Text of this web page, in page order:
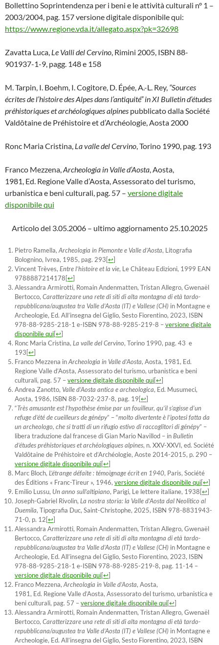
Bollettino Soprintendenza per i beni e le attività culturali n° 1 –
2003/2004, pag. 157 versione digitale disponibile qui:
https://www.regione.vda.it/allegato.aspx?pk=32698
Zavatta Luca, Le Valli del Cervino, Rimini 2005, ISBN 88-
901937-1-9, pagg. 148 e 158
M. Tarpin, I. Boehm, I. Cogitore, D. Épée, A.-L. Rey, “Sources
écrites de l’histoire des Alpes dans l’antiquité” in XI Bulletin d’études
préhistoriques et archéologiques alpines pubblicato dalla Société
Valdôtaine de Préhistoire et d’Archéologie, Aosta 2000
Ronc Maria Cristina, La valle del Cervino, Torino 1990, pag. 193
Franco Mezzena,Archeologia in Valle d’Aosta, Aosta,
1981, Ed. Regione Valle d’Aosta, Assessorato del turismo,
urbanistica e beni culturali, pag. 57 – versione digitale
disponibile qui
Articolo del 3.05.2006 – ultimo aggiornamento 25.10.2025
Pietro Ramella,Archeologia in Piemonte e Valle d’Aosta, Litografia
Bolognino, Ivrea, 1985, pag. 293[↩]
Vincent Trèves, Entre l’histoire et la vie, Le Château Edizioni, 1999 EAN
9788887214178[↩]
Alessandra Armirotti, Romain Andenmatten, Tristan Allegro, Gwenaël
Bertocco, Caratterizzare una rete di siti di alta montagna di età tardo-
repubblicana/augustea tra Valle d’Aosta (IT) e Vallese (CH) in Montagne e
Archeologie, Ed. All’insegna del Giglio, Sesto Fiorentino, 2023, ISBN
978-88-9285-218-1 e-ISBN 978-88-9285-219-8 –versione digitale
disponibile qui[↩]
Ronc Maria Cristina, La valle del Cervino, Torino 1990, pag. 43 e
193[↩]
Franco Mezzena inArcheologia in Valle d’Aosta, Aosta, 1981, Ed.
Regione Valle d’Aosta, Assessorato del turismo, urbanistica e beni
culturali, pag. 57 –versione digitale disponibile qui[↩]
Andrea Zanotto, Valle d’Aosta antica e archeologica, Ed. Musumeci,
Aosta, 1986, ISBN 88-7032-237-8, pag. 19[↩]
“Très amusante est l’hypothèse émise par un fouilleur, qu’il s’agisse d’un
refuge d’été de cueilleurs de génépy” – “molto divertente è l’ipotesi fatta da
un archeologo, che si tratti di un rifugio estivo di raccoglitori di génépy” –
libera traduzione dal francese di Gian Mario Navillod – inBulletin
d’études préhistoriques et archéologiques alpines, n. XXV-XXVI, ed. Société
Valdôtaine de Préhistoire et d’Archéologie, Aoste 2014-2015, p. 290 –
versione digitale disponibile qui[↩]
Marc Bloch, L’étrange défaite : témoignage écrit en 1940, Paris, Société
des Éditions « Franc-Tireur », 1946, versione digitale disponibile qui[↩]
Emilio Lussu, Un anno sull’altipiano, Parigi, Le lettere italiane, 1938[↩]
Joseph-Gabriel Rivolin, La nostra storia: la Valle d’Aosta dal Neolitico al
Duemila, Tipografia Duc, Saint-Christophe, 2025, ISBN 978-8831943-
71-0, p. 12[↩]
Alessandra Armirotti, Romain Andenmatten, Tristan Allegro, Gwenaël
Bertocco, Caratterizzare una rete di siti di alta montagna di età tardo-
repubblicana/augustea tra Valle d’Aosta (IT) e Vallese (CH) in Montagne e
Archeologie, Ed. All’insegna del Giglio, Sesto Fiorentino, 2023, ISBN
978-88-9285-218-1 e-ISBN 978-88-9285-219-8, pag. 11-14 –
versione digitale disponibile qui[↩]
Franco Mezzena,Archeologia in Valle d’Aosta, Aosta,
1981, Ed. Regione Valle d’Aosta, Assessorato del turismo, urbanistica e
beni culturali, pag. 57 –versione digitale disponibile qui[↩]
Alessandra Armirotti, Romain Andenmatten, Tristan Allegro, Gwenaël
Bertocco, Caratterizzare una rete di siti di alta montagna di età tardo-
repubblicana/augustea tra Valle d’Aosta (IT) e Vallese (CH) in Montagne e
Archeologie, Ed. All’insegna del Giglio, Sesto Fiorentino, 2023, ISBN